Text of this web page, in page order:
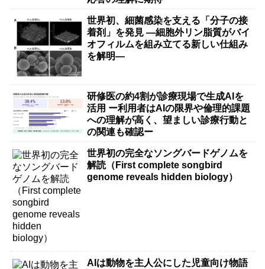
世界初、細菌感染を支える「分子の接
着剤」を発見 ―細胞外リン脂質がバイ
オフィルムを組み立てる新しい仕組み
を解明―
研修医の約4割が診療現場で生成AIを
活用 ー利用者はAIの限界や倫理的課題
への理解が高く、望ましい診療行動と
の関連も確認ー
世界初の完全なソングバードゲノムを
解読（First complete songbird
genome reveals hidden biology）
AIは動物を主人公にした児童向け物語